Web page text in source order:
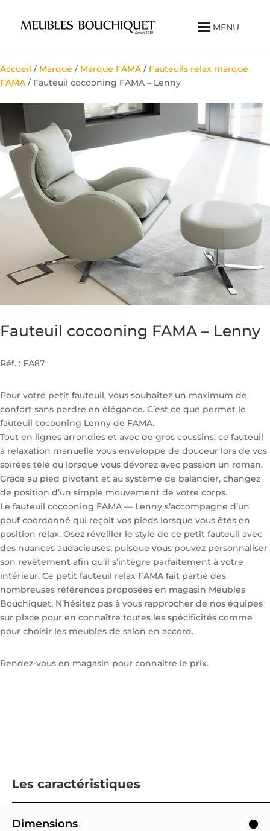
MENU
Accueil / Marque / Marque FAMA / Fauteuils relax marque
FAMA / Fauteuil cocooning FAMA – Lenny
Fauteuil cocooning FAMA – Lenny
Réf. : FA87
Pour votre petit fauteuil, vous souhaitez un maximum de
confort sans perdre en élégance. C’est ce que permet le
fauteuil cocooning Lenny de FAMA.
Tout en lignes arrondies et avec de gros coussins, ce fauteuil
à relaxation manuelle vous enveloppe de douceur lors de vos
soirées télé ou lorsque vous dévorez avec passion un roman.
Grâce au pied pivotant et au système de balancier, changez
de position d’un simple mouvement de votre corps.
Le fauteuil cocooning FAMA — Lenny s’accompagne d’un
pouf coordonné qui reçoit vos pieds lorsque vous êtes en
position relax. Osez réveiller le style de ce petit fauteuil avec
des nuances audacieuses, puisque vous pouvez personnaliser
son revêtement afin qu’il s’intègre parfaitement à votre
intérieur. Ce petit fauteuil relax FAMA fait partie des
nombreuses références proposées en magasin Meubles
Bouchiquet. N’hésitez pas à vous rapprocher de nos équipes
sur place pour en connaître toutes les spécificités comme
pour choisir les meubles de salon en accord.
Rendez-vous en magasin pour connaitre le prix.
Les caractéristiques
Dimensions